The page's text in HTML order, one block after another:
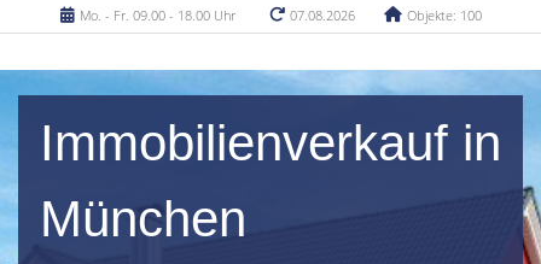
Mo. - Fr. 09.00 - 18.00 Uhr
07.08.2026 Objekte: 100
Immobilienverkauf in
München